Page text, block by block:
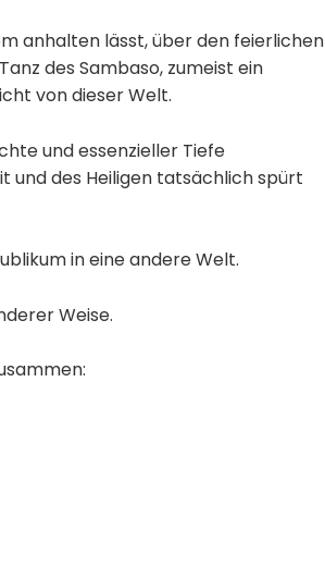
anhalten lässt, über den feierlichen
des Sambaso, zumeist ein
von dieser Welt.
und essenzieller Tiefe
und des Heiligen tatsächlich spürt
in eine andere Welt.
Weise.